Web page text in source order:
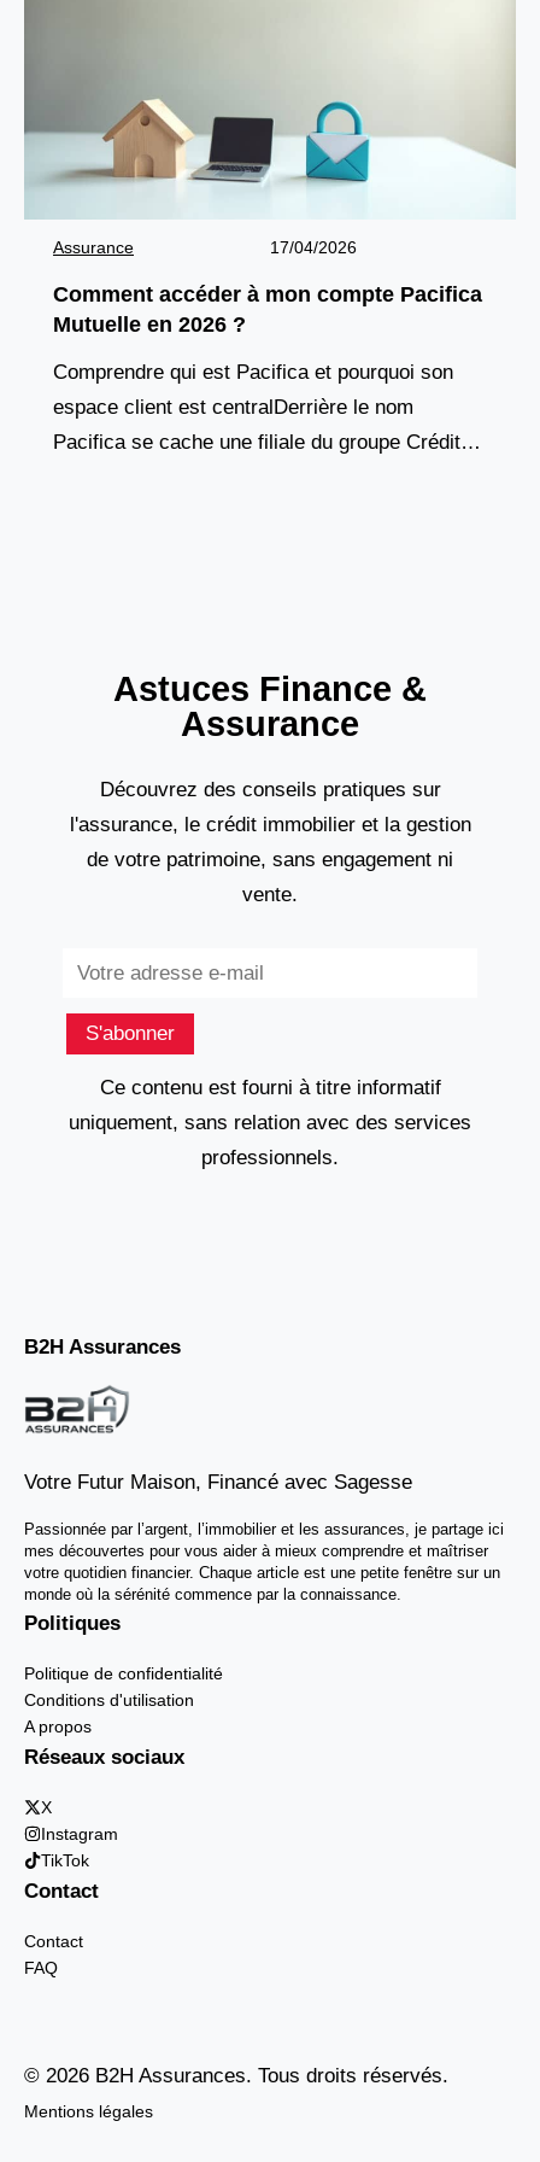
Assurance 17/04/2026
Comment accéder à mon compte Pacifica
Mutuelle en 2026 ?
Comprendre qui est Pacifica et pourquoi son
espace client est centralDerrière le nom
Pacifica se cache une filiale du groupe Crédit
Astuces Finance &
Assurance
Découvrez des conseils pratiques sur
l'assurance, le crédit immobilier et la gestion
de votre patrimoine, sans engagement ni
vente.
S'abonner
Ce contenu est fourni à titre informatif
uniquement, sans relation avec des services
professionnels.
B2H Assurances
Votre Futur Maison, Financé avec Sagesse
Passionnée par l’argent, l’immobilier et les assurances, je partage ici
mes découvertes pour vous aider à mieux comprendre et maîtriser
votre quotidien financier. Chaque article est une petite fenêtre sur un
monde où la sérénité commence par la connaissance.
Politiques
Politique de confidentialité
Conditions d'utilisation
A propos
Réseaux sociaux
X
Instagram
TikTok
Contact
Contact
FAQ
© 2026 B2H Assurances. Tous droits réservés.
Mentions légales